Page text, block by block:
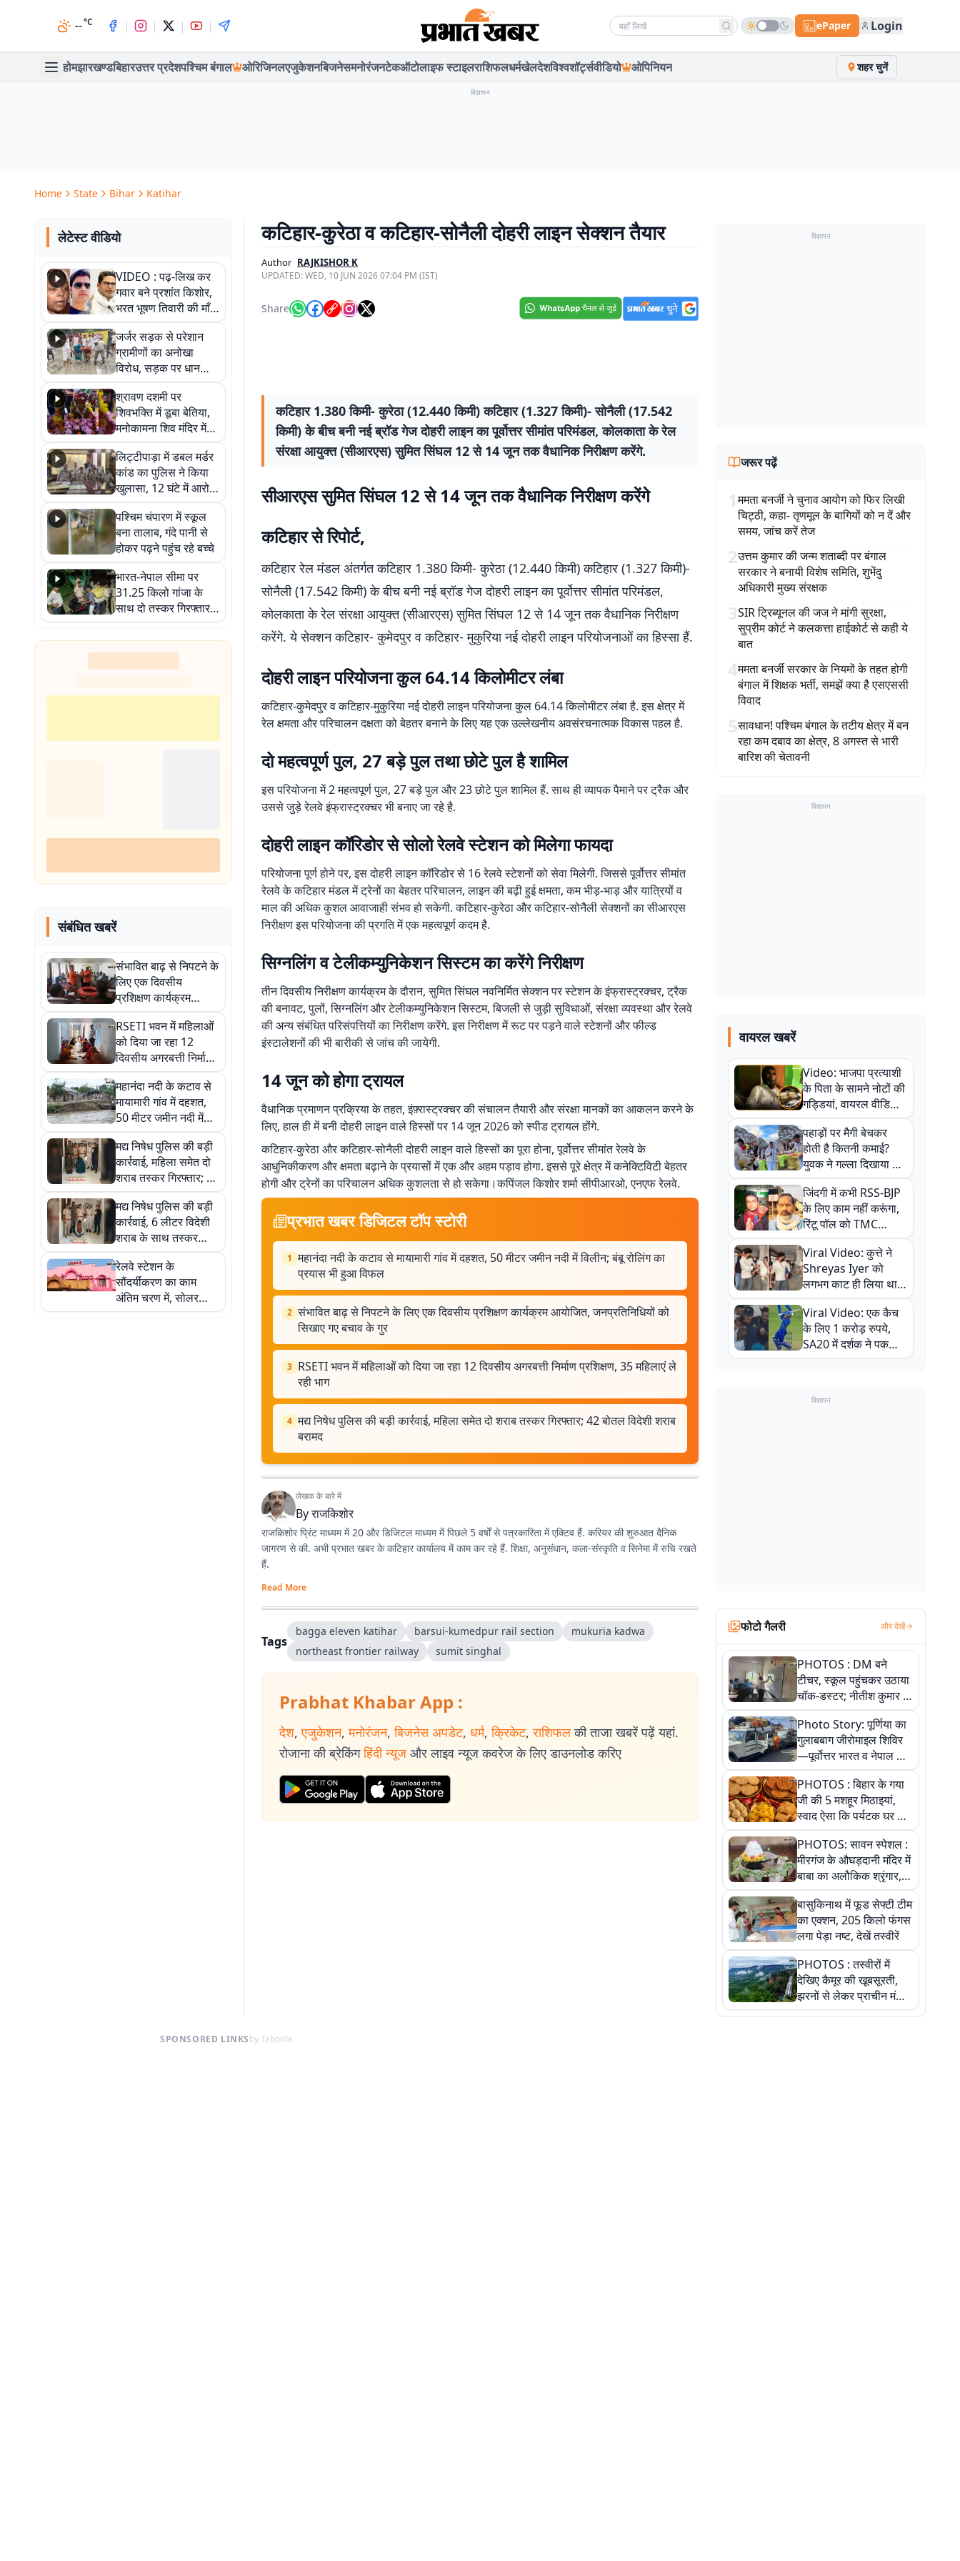
--°C | | | | Search news ePaper Login
होमझारखण्डबिहारउत्तर प्रदेशपश्चिम बंगाल ओरिजिनलएजुकेशनबिजनेसमनोरंजनटेकऑटोलाइफ स्टाइलराशिफलधर्मखेलदेशविश्वशॉर्ट्सवीडियो ओपिनियन शहर चुनें
विज्ञापन
Home State Bihar Katihar
लेटेस्ट वीडियो
VIDEO : पढ़-लिख कर
गवार बने प्रशांत किशोर,
भरत भूषण तिवारी की माँ ने
कहा नहीं थी उम्मीद, बेटा
था तो किसी को बोलने की
नहीं थी हिम्मत
जर्जर सड़क से परेशान
ग्रामीणों का अनोखा
विरोध, सड़क पर धान
रोपकर और खाद डालकर
जताया आक्रोश
श्रावण दशमी पर
शिवभक्ति में डूबा बेतिया,
मनोकामना शिव मंदिर में
हुआ भव्य श्रृंगार
लिट्टीपाड़ा में डबल मर्डर
कांड का पुलिस ने किया
खुलासा, 12 घंटे में आरोपी
गिरफ्तार
पश्चिम चंपारण में स्कूल
बना तालाब, गंदे पानी से
होकर पढ़ने पहुंच रहे बच्चे
भारत-नेपाल सीमा पर
31.25 किलो गांजा के
साथ दो तस्कर गिरफ्तार,
नेपाली नंबर की बाइक
जब्त
संबंधित खबरें
संभावित बाढ़ से निपटने के
लिए एक दिवसीय
प्रशिक्षण कार्यक्रम
आयोजित,
जनप्रतिनिधियों को
सिखाए गए बचाव के गुर
RSETI भवन में महिलाओं
को दिया जा रहा 12
दिवसीय अगरबत्ती निर्माण
प्रशिक्षण, 35 महिलाएं ले
रही भाग
महानंदा नदी के कटाव से
मायामारी गांव में दहशत,
50 मीटर जमीन नदी में
विलीन; बंबू रोलिंग का
प्रयास भी हुआ विफल
मद्य निषेध पुलिस की बड़ी
कार्रवाई, महिला समेत दो
शराब तस्कर गिरफ्तार; 42
बोतल विदेशी शराब बरामद
मद्य निषेध पुलिस की बड़ी
कार्रवाई, 6 लीटर विदेशी
शराब के साथ तस्कर
गिरफ्तार
रेलवे स्टेशन के
सौंदर्यीकरण का काम
अंतिम चरण में, सोलर
पावर प्रोजेक्ट से ऊर्जा
कटिहार-कुरेठा व कटिहार-सोनैली दोहरी लाइन सेक्शन तैयार
Author RAJKISHOR K
UPDATED:WED, 10 JUN 2026 07:04 PM (IST)
Share
कटिहार 1.380 किमी- कुरेठा (12.440 किमी) कटिहार (1.327 किमी)- सोनैली (17.542
किमी) के बीच बनी नई ब्रॉड गेज दोहरी लाइन का पूर्वोत्तर सीमांत परिमंडल, कोलकाता के रेल
संरक्षा आयुक्त (सीआरएस) सुमित सिंघल 12 से 14 जून तक वैधानिक निरीक्षण करेंगे.
सीआरएस सुमित सिंघल 12 से 14 जून तक वैधानिक निरीक्षण करेंगे
कटिहार से रिपोर्ट,
कटिहार रेल मंडल अंतर्गत कटिहार 1.380 किमी- कुरेठा (12.440 किमी) कटिहार (1.327 किमी)-
सोनैली (17.542 किमी) के बीच बनी नई ब्रॉड गेज दोहरी लाइन का पूर्वोत्तर सीमांत परिमंडल,
कोलकाता के रेल संरक्षा आयुक्त (सीआरएस) सुमित सिंघल 12 से 14 जून तक वैधानिक निरीक्षण
करेंगे. ये सेक्शन कटिहार- कुमेदपुर व कटिहार- मुकुरिया नई दोहरी लाइन परियोजनाओं का हिस्सा हैं.
दोहरी लाइन परियोजना कुल 64.14 किलोमीटर लंबा
कटिहार-कुमेदपुर व कटिहार-मुकुरिया नई दोहरी लाइन परियोजना कुल 64.14 किलोमीटर लंबा है. इस क्षेत्र में
रेल क्षमता और परिचालन दक्षता को बेहतर बनाने के लिए यह एक उल्लेखनीय अवसंरचनात्मक विकास पहल है.
दो महत्वपूर्ण पुल, 27 बड़े पुल तथा छोटे पुल है शामिल
इस परियोजना में 2 महत्वपूर्ण पुल, 27 बड़े पुल और 23 छोटे पुल शामिल हैं. साथ ही व्यापक पैमाने पर ट्रैक और
उससे जुड़े रेलवे इंफ्रास्ट्रक्चर भी बनाए जा रहे है.
दोहरी लाइन कॉरिडोर से सोलो रेलवे स्टेशन को मिलेगा फायदा
परियोजना पूर्ण होने पर, इस दोहरी लाइन कॉरिडोर से 16 रेलवे स्टेशनों को सेवा मिलेगी. जिससे पूर्वोत्तर सीमांत
रेलवे के कटिहार मंडल में ट्रेनों का बेहतर परिचालन, लाइन की बढ़ी हुई क्षमता, कम भीड़-भाड़ और यात्रियों व
माल की अधिक कुशल आवाजाही संभव हो सकेगी. कटिहार-कुरेठा और कटिहार-सोनैली सेक्शनों का सीआरएस
निरीक्षण इस परियोजना की प्रगति में एक महत्वपूर्ण कदम है.
सिग्नलिंग व टेलीकम्युनिकेशन सिस्टम का करेंगे निरीक्षण
तीन दिवसीय निरीक्षण कार्यक्रम के दौरान, सुमित सिंघल नवनिर्मित सेक्शन पर स्टेशन के इंफ्रास्ट्रक्चर, ट्रैक
की बनावट, पुलों, सिग्नलिंग और टेलीकम्युनिकेशन सिस्टम, बिजली से जुड़ी सुविधाओं, संरक्षा व्यवस्था और रेलवे
की अन्य संबंधित परिसंपत्तियों का निरीक्षण करेंगे. इस निरीक्षण में रूट पर पड़ने वाले स्टेशनों और फील्ड
इंस्टालेशनों की भी बारीकी से जांच की जायेगी.
14 जून को होगा ट्रायल
वैधानिक प्रमाणन प्रक्रिया के तहत, इंफ़्रास्ट्रक्चर की संचालन तैयारी और संरक्षा मानकों का आकलन करने के
लिए, हाल ही में बनी दोहरी लाइन वाले हिस्सों पर 14 जून 2026 को स्पीड ट्रायल होंगे.
कटिहार-कुरेठा और कटिहार-सोनैली दोहरी लाइन वाले हिस्सों का पूरा होना, पूर्वोत्तर सीमांत रेलवे के
आधुनिकीकरण और क्षमता बढ़ाने के प्रयासों में एक और अहम पड़ाव होगा. इससे पूरे क्षेत्र में कनेक्टिविटी बेहतर
होगी और ट्रेनों का परिचालन अधिक कुशलता से हो सकेगा।कपिंजल किशोर शर्मा सीपीआरओ, एनएफ रेलवे.
प्रभात खबर डिजिटल टॉप स्टोरी
1 महानंदा नदी के कटाव से मायामारी गांव में दहशत, 50 मीटर जमीन नदी में विलीन; बंबू रोलिंग का
प्रयास भी हुआ विफल
2 संभावित बाढ़ से निपटने के लिए एक दिवसीय प्रशिक्षण कार्यक्रम आयोजित, जनप्रतिनिधियों को
सिखाए गए बचाव के गुर
3 RSETI भवन में महिलाओं को दिया जा रहा 12 दिवसीय अगरबत्ती निर्माण प्रशिक्षण, 35 महिलाएं ले
रही भाग
4 मद्य निषेध पुलिस की बड़ी कार्रवाई, महिला समेत दो शराब तस्कर गिरफ्तार; 42 बोतल विदेशी शराब
बरामद
लेखक के बारे में
Byराजकिशोर
राजकिशोर प्रिंट माध्यम में 20 और डिजिटल माध्यम में पिछले 5 वर्षों से पत्रकारिता में एक्टिव हैं. करियर की शुरुआत दैनिक
जागरण से की. अभी प्रभात खबर के कटिहार कार्यालय में काम कर रहे हैं. शिक्षा, अनुसंधान, कला-संस्कृति व सिनेमा में रुचि रखते
हैं.
Read More
Tags
bagga eleven katihar barsui-kumedpur rail section
mukuria kadwa
northeast frontier railway
sumit singhal
Prabhat Khabar App :
देश, एजुकेशन, मनोरंजन, बिजनेस अपडेट, धर्म, क्रिकेट, राशिफल की ताजा खबरें पढ़ें यहां.
रोजाना की ब्रेकिंग हिंदी न्यूज और लाइव न्यूज कवरेज के लिए डाउनलोड करिए
विज्ञापन
जरूर पढ़ें
1ममता बनर्जी ने चुनाव आयोग को फिर लिखी
चिट्ठी, कहा- तृणमूल के बागियों को न दें और
समय, जांच करें तेज
2उत्तम कुमार की जन्म शताब्दी पर बंगाल
सरकार ने बनायी विशेष समिति, शुभेंदु
अधिकारी मुख्य संरक्षक
3SIR ट्रिब्यूनल की जज ने मांगी सुरक्षा,
सुप्रीम कोर्ट ने कलकत्ता हाईकोर्ट से कही ये
बात
4ममता बनर्जी सरकार के नियमों के तहत होगी
बंगाल में शिक्षक भर्ती, समझें क्या है एसएससी
विवाद
5सावधान! पश्चिम बंगाल के तटीय क्षेत्र में बन
रहा कम दबाव का क्षेत्र, 8 अगस्त से भारी
बारिश की चेतावनी
विज्ञापन
वायरल खबरें
Video: भाजपा प्रत्याशी
के पिता के सामने नोटों की
गड्डियां, वायरल वीडियो
से राजनीति में उबाल,
अजित महतो बोले- TMC
की गंदी चाल
पहाड़ों पर मैगी बेचकर
होती है कितनी कमाई?
युवक ने गल्ला दिखाया तो
नौकरी वालों के खड़े हो गए
कान
जिंदगी में कभी RSS-BJP
के लिए काम नहीं करूंगा,
रिंटू पॉल को TMC
ऑफिस में ले जाकर पीटा,
Video वायरल
Viral Video: कुत्ते ने
Shreyas Iyer को
लगभग काट ही लिया था,
न्यूजीलैंड सीरीज से पहले
बाल-बाल बचे
Viral Video: एक कैच
के लिए 1 करोड़ रुपये,
SA20 में दर्शक ने पकड़ा
एक हाथ से गजब का कैच
विज्ञापन
फोटो गैलरी और देखें
PHOTOS : DM बने
टीचर, स्कूल पहुंचकर उठाया
चॉक-डस्टर; नीतीश कुमार के
इस चहेते अधिकारी को
जानिए
Photo Story: पूर्णिया का
गुलाबबाग जीरोमाइल शिविर
—पूर्वोत्तर भारत व नेपाल के
कांवरियों का प्रमुख सेवा धाम
PHOTOS : बिहार के गया
जी की 5 मशहूर मिठाइयां,
स्वाद ऐसा कि पर्यटक घर ले
जाना नहीं भूलते, तस्वीरों में
देखें
PHOTOS: सावन स्पेशल :
मीरगंज के औघड़दानी मंदिर में
बाबा का अलौकिक श्रृंगार,
तस्वीरों में देखें महादेव के कई
मनमोहक स्वरूप
बासुकिनाथ में फूड सेफ्टी टीम
का एक्शन, 205 किलो फंगस
लगा पेड़ा नष्ट, देखें तस्वीरें
PHOTOS : तस्वीरों में
देखिए कैमूर की खूबसूरती,
झरनों से लेकर प्राचीन मंदिरों
तक प्रकृति और आस्था का
SPONSORED LINKSby Taboola